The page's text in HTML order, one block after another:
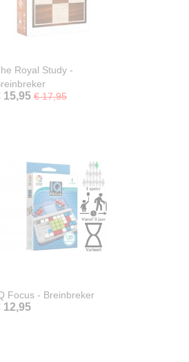
Royal Study -
15,95 € 17,95
Focus - Breinbreker
12,95